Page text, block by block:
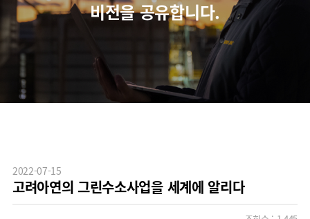
비전을 공유합니다.
고려아연의 그린수소사업을 세계에 알리다
2022-07-15